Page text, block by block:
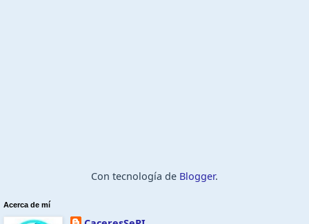
Con tecnología de Blogger.
Acerca de mí